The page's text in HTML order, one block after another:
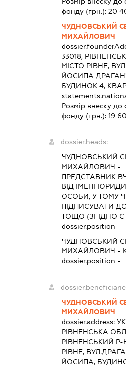
Розмір внеску до
фонду (грн.): 20
ЧУДНОВСЬКИЙ
МИХАЙЛОВИЧ
33018,
МІСТО РІВНЕ,
ЙОСИПА
БУДИНОК 4,
Розмір внеску до
фонду (грн.): 19
dossier.heads:
ЧУДНОВСЬКИЙ
МИХАЙЛОВИЧ -
ПРЕДСТАВНИК
ВІД ІМЕНІ
ОСОБИ, У ТОМУ
ПІДПИСУВАТИ
ТОЩО (ЗГІДНО
dossier.position -
ЧУДНОВСЬКИЙ
МИХАЙЛОВИЧ -
dossier.position -
ЧУДНОВСЬКИЙ
МИХАЙЛОВИЧ
dossier.address:
РІВНЕНСЬКА
РІВНЕНСЬКИЙ Р-
РІВНЕ,
ЙОСИПА,